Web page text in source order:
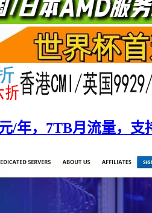
/年，7TB月流量，支